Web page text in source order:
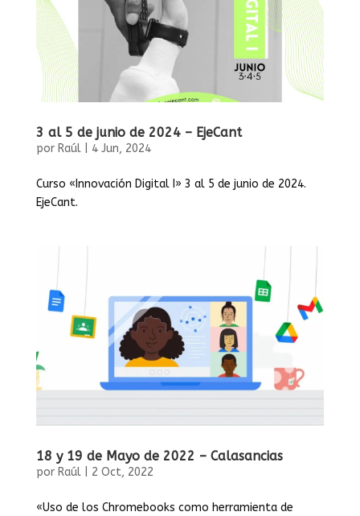
3 al 5 de junio de 2024 – EjeCant
por Raúl| 4 Jun, 2024
Curso «Innovación Digital I» 3 al 5 de junio de 2024.
EjeCant.
18 y 19 de Mayo de 2022 – Calasancias
por Raúl| 2 Oct, 2022
«Uso de los Chromebooks como herramienta de